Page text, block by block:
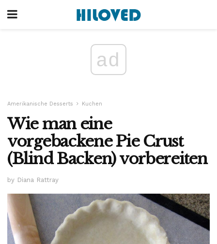
ad
Amerikanische Desserts Kuchen
Wie man eine
vorgebackene Pie Crust
(Blind Backen) vorbereiten
by Diana Rattray